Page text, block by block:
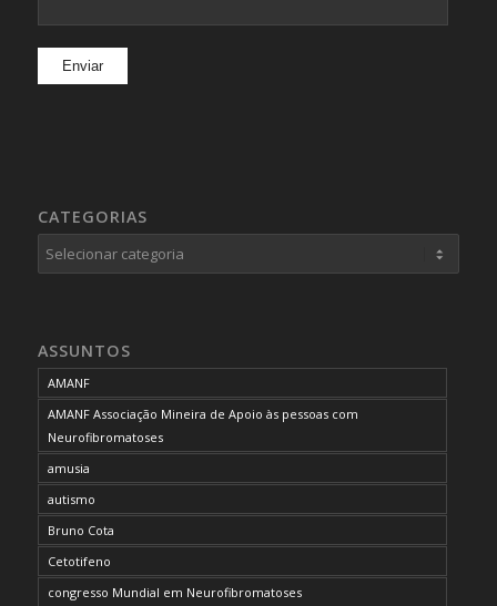
CATEGORIAS
Categorias
ASSUNTOS
AMANF
AMANF Associação Mineira de Apoio às pessoas com
Neurofibromatoses
amusia
autismo
Bruno Cota
Cetotifeno
congresso Mundial em Neurofibromatoses